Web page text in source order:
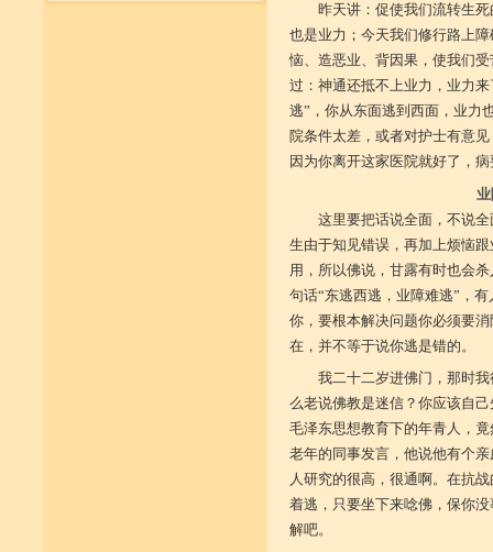
昨天讲：促使我们流转生
也是业力；今天我们修行路上
恼、造恶业、背因果，使我们
过：神通还抵不上业力，业力
逃”，你从东面逃到西面，业力
院条件太差，或者对护士有意
因为你离开这家医院就好了，
这里要把话说全面，不说
生由于知见错误，再加上烦恼
用，所以佛说，甘露有时也会
句话“东逃西逃，业障难逃”，
你，要根本解决问题你必须要
在，并不等于说你逃是错的。
我二十二岁进佛门，那时
么老说佛教是迷信？你应该自
毛泽东思想教育下的年青人，
老年的同事发言，他说他有个
人研究的很高，很通啊。在抗
着逃，只要坐下来唸佛，保你
解吧。